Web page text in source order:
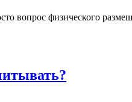
вопрос физического